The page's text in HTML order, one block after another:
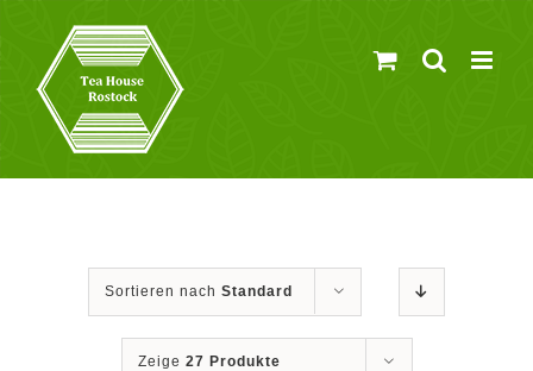
springen
Sortieren nach Standard
Zeige 27 Produkte